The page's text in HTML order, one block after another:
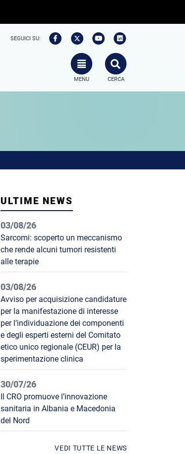
SEGUICI SU:
TOGGLE NAVIGATION
MENU
SEARCH
CERCA
ULTIME NEWS
03/08/26
Sarcomi: scoperto un meccanismo
che rende alcuni tumori resistenti
alle terapie
03/08/26
Avviso per acquisizione candidature
per la manifestazione di interesse
per l’individuazione dei componenti
e degli esperti esterni del Comitato
etico unico regionale (CEUR) per la
sperimentazione clinica
30/07/26
Il CRO promuove l’innovazione
sanitaria in Albania e Macedonia
del Nord
VEDI TUTTE LE NEWS